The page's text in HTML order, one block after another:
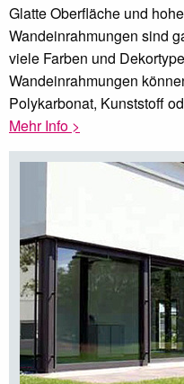
Glatte Oberfläche und
Wandeinrahmungen sind
viele Farben und
Wandeinrahmungen
Polykarbonat, Kunststoff
Mehr Info >